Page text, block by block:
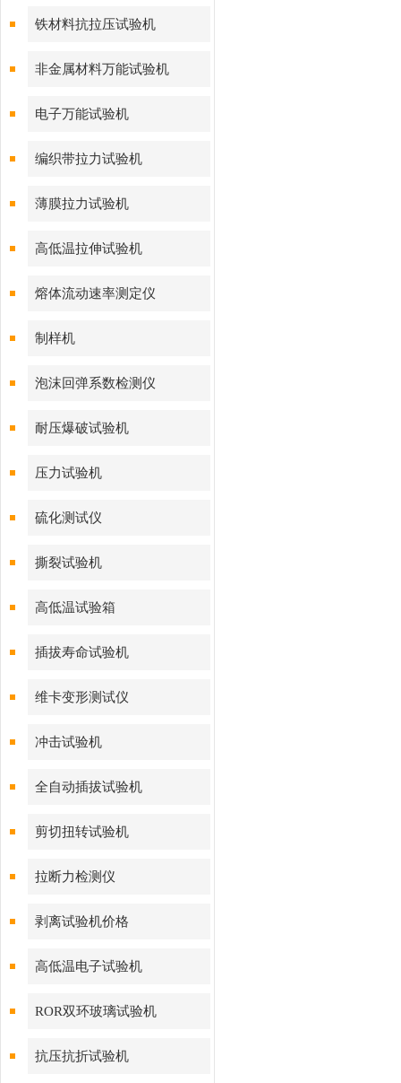
铁材料抗拉压试验机
非金属材料万能试验机
电子万能试验机
编织带拉力试验机
薄膜拉力试验机
高低温拉伸试验机
熔体流动速率测定仪
制样机
泡沫回弹系数检测仪
耐压爆破试验机
压力试验机
硫化测试仪
撕裂试验机
高低温试验箱
插拔寿命试验机
维卡变形测试仪
冲击试验机
全自动插拔试验机
剪切扭转试验机
拉断力检测仪
剥离试验机价格
高低温电子试验机
ROR双环玻璃试验机
抗压抗折试验机